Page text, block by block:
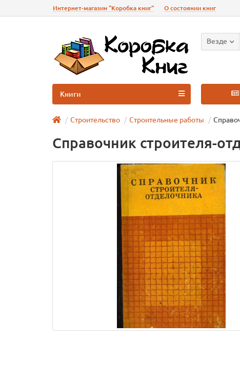
Интернет-магазин "Коробка книг" О состоянии книг
Везде
Книги
Строительство Строительные работы
Справочник строителя-